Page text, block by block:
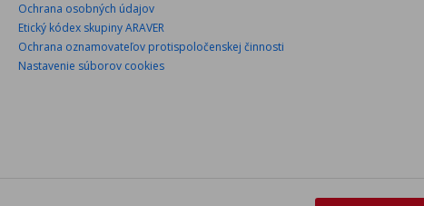
Ochrana osobných údajov
Etický kódex skupiny ARAVER
Ochrana oznamovateľov protispoločenskej činnosti
Nastavenie súborov cookies